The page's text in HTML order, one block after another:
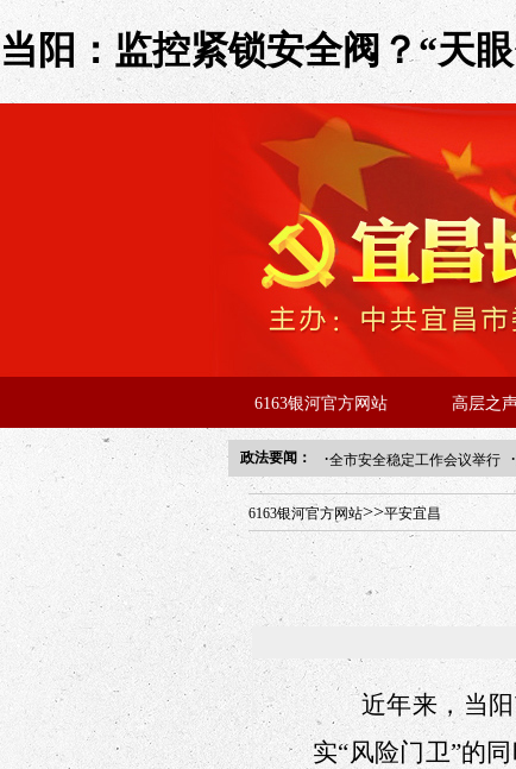
当阳：监控紧锁安全阀？“天
6163银河官方网站 高层之
政法要闻： ·全市安全稳定工作会议举行 ·
年“招才兴业”事业单位人才引
6163银河官方网站>>平安宜昌
近年来，当
实“风险门卫”的